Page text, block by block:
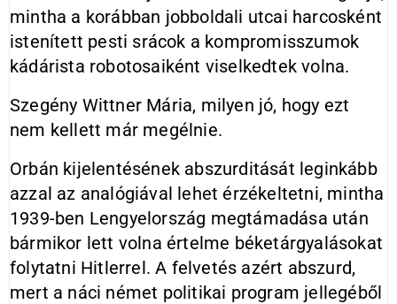
mintha a korábban jobboldali utcai harcosként
istenített pesti srácok a kompromisszumok
kádárista robotosaiként viselkedtek volna.
Szegény Wittner Mária, milyen jó, hogy ezt
nem kellett már megélnie.
Orbán kijelentésének abszurditását leginkább
azzal az analógiával lehet érzékeltetni, mintha
1939-ben Lengyelország megtámadása után
bármikor lett volna értelme béketárgyalásokat
folytatni Hitlerrel. A felvetés azért abszurd,
mert a náci német politikai program jellegéből